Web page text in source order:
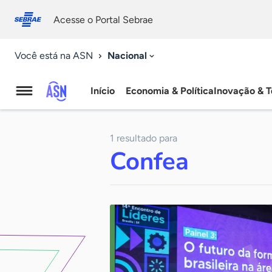
conosco
Acesse o Portal Sebrae
Você está na ASN Nacional
Agência
Notícias
Início Economia & PolíticaInovação &
1 resultado para
Confea